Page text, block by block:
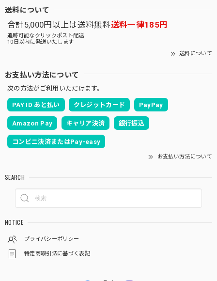
送料について
合計5,000円以上は送料無料送料一律185円
追跡可能なクリックポスト配送
10日以内に発送いたします
送料について
お支払い方法について
次の方法がご利用いただけます。
PAY ID あと払い クレジットカード PayPay
Amazon Pay キャリア決済 銀行振込
コンビニ決済またはPay-easy
お支払い方法について
SEARCH
NOTICE
プライバシーポリシー
特定商取引法に基づく表記